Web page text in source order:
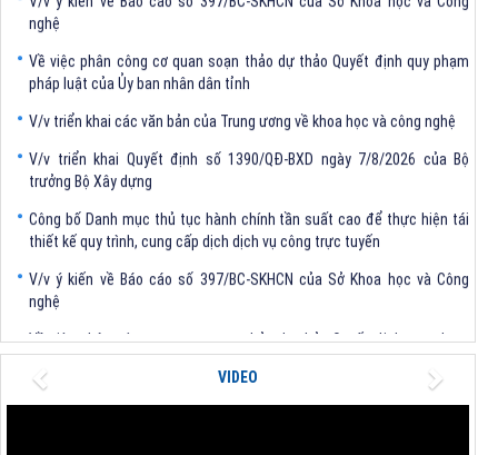
nghệ
pháp luật của Ủy ban nhân dân tỉnh
trưởng Bộ Xây dựng
thiết kế quy trình, cung cấp dịch dịch vụ công trực tuyến
nghệ
pháp luật của Ủy ban nhân dân tỉnh
V/v triển khai các văn bản của Trung ương về khoa học và công nghệ
VIDEO
Previous Next